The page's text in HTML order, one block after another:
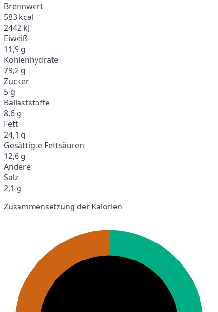
Brennwert
583 kcal
2442 kJ
Eiweiß
11,9 g
Kohlenhydrate
79,2 g
Zucker
5 g
Ballaststoffe
8,6 g
Fett
24,1 g
Gesättigte Fettsäuren
12,6 g
Andere
Salz
2,1 g
Zusammensetzung der Kalorien